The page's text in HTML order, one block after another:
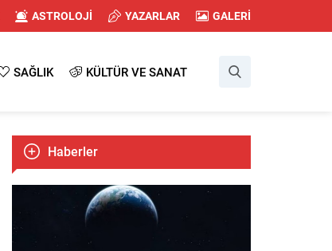
ASTROLOJİ YAZARLAR GALERİ
SAĞLIK KÜLTÜR VE SANAT
Haberler